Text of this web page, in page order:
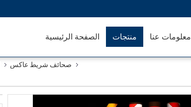
الصفحة الرئيسية منتجات معلومات عنا
صحائف شريط عاكس